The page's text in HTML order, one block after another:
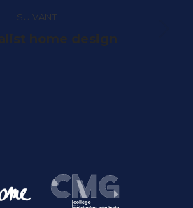
SUIVANT
Projets
home design